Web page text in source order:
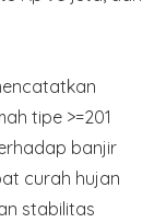
tipe >=201
banjir
curah hujan
stabilitas